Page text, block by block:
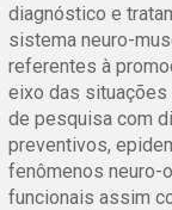
diagnóstico e
sistema neuro-
referentes à
eixo das situações
de pesquisa com
preventivos,
fenômenos
funcionais assim